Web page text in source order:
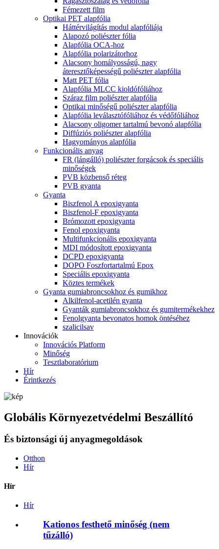
Fémezett film
Optikai PET alapfólia
Háttérvilágítás modul alapfóliája
Alapozó poliészter fólia
Alapfólia OCA-hoz
Alapfólia polarizátorhoz
Alacsony homályosságú, nagy
áteresztőképességű poliészter alapfólia
Matt PET fólia
Alapfólia MLCC kioldófóliához
Száraz film poliészter alapfólia
Optikai minőségű poliészter alapfólia
Alapfólia leválasztófóliához és védőfóliához
Alacsony oligomer tartalmú bevonó alapfólia
Diffúziós poliészter alapfólia
Hagyományos alapfólia
Funkcionális anyag
FR (lángálló) poliészter forgácsok és speciális
minőségek
PVB közbenső réteg
PVB gyanta
Gyanta
Biszfenol A epoxigyanta
Biszfenol-F epoxigyanta
Brómozott epoxigyanta
Fenol epoxigyanta
Multifunkcionális epoxigyanta
MDI módosított epoxigyanta
DCPD epoxigyanta
DOPO Foszfortartalmú Epox
Speciális epoxigyanta
Köztes termékek
Gyanta gumiabroncsokhoz és gumikhoz
Alkilfenol-acetilén gyanta
Gyanták gumiabroncsokhoz és gumitermékekhez
Fenolgyanta bevonatos homok öntéséhez
szalicilsav
Innovációk
Innovációs Platform
Minőség
Tesztlaboratórium
Hír
Érintkezés
Globális Környezetvédelmi Beszállító
És biztonsági új anyagmegoldások
Otthon
Hír
Hír
Hír
Kationos festhető minőség (nem
tűzálló)